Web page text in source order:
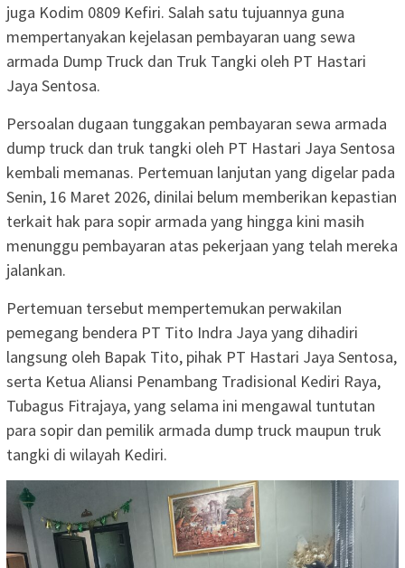
juga Kodim 0809 Kefiri. Salah satu tujuannya guna
mempertanyakan kejelasan pembayaran uang sewa
armada Dump Truck dan Truk Tangki oleh PT Hastari
Jaya Sentosa.
Persoalan dugaan tunggakan pembayaran sewa armada
dump truck dan truk tangki oleh PT Hastari Jaya Sentosa
kembali memanas. Pertemuan lanjutan yang digelar pada
Senin, 16 Maret 2026, dinilai belum memberikan kepastian
terkait hak para sopir armada yang hingga kini masih
menunggu pembayaran atas pekerjaan yang telah mereka
jalankan.
Pertemuan tersebut mempertemukan perwakilan
pemegang bendera PT Tito Indra Jaya yang dihadiri
langsung oleh Bapak Tito, pihak PT Hastari Jaya Sentosa,
serta Ketua Aliansi Penambang Tradisional Kediri Raya,
Tubagus Fitrajaya, yang selama ini mengawal tuntutan
para sopir dan pemilik armada dump truck maupun truk
tangki di wilayah Kediri.